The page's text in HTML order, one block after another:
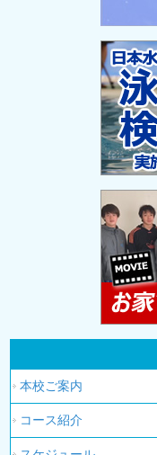
本校ご案内
コース紹介